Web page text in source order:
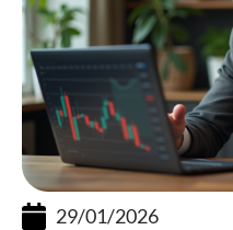
29/01/2026